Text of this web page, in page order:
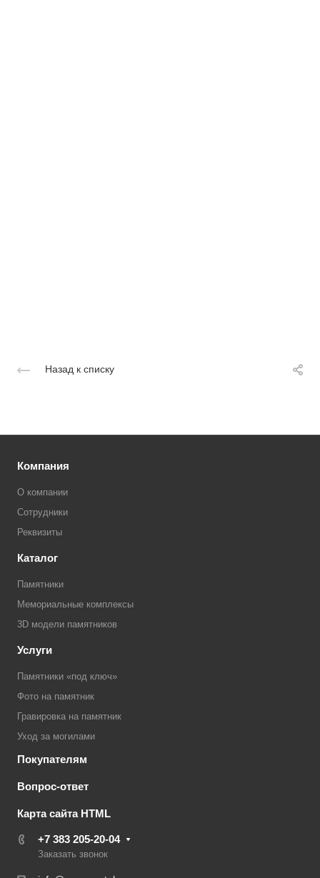
Назад к списку
Компания
О компании
Сотрудники
Реквизиты
Каталог
Памятники
Мемориальные комплексы
3D модели памятников
Услуги
Памятники «под ключ»
Фото на памятник
Гравировка на памятник
Уход за могилами
Покупателям
Вопрос-ответ
Карта сайта HTML
+7 383 205-20-04
Заказать звонок